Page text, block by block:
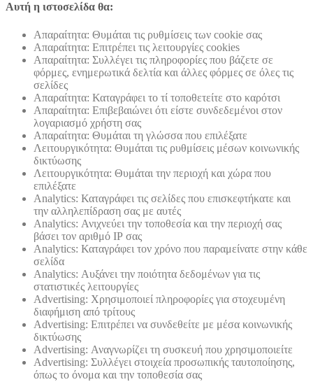
Αυτή η ιστοσελίδα θα:
Απαραίτητα: Θυμάται τις ρυθμίσεις των cookie σας
Απαραίτητα: Επιτρέπει τις λειτουργίες cookies
Απαραίτητα: Συλλέγει τις πληροφορίες που βάζετε σε
φόρμες, ενημερωτικά δελτία και άλλες φόρμες σε όλες τις
σελίδες
Απαραίτητα: Καταγράφει το τί τοποθετείτε στο καρότσι
Απαραίτητα: Επιβεβαιώνει ότι είστε συνδεδεμένοι στον
λογαριασμό χρήστη σας
Απαραίτητα: Θυμάται τη γλώσσα που επιλέξατε
Λειτουργικότητα: Θυμάται τις ρυθμίσεις μέσων κοινωνικής
δικτύωσης
Λειτουργικότητα: Θυμάται την περιοχή και χώρα που
επιλέξατε
Analytics: Καταγράφει τις σελίδες που επισκεφτήκατε και
την αλληλεπίδραση σας με αυτές
Analytics: Ανιχνεύει την τοποθεσία και την περιοχή σας
βάσει τον αριθμό ΙΡ σας
Analytics: Καταγράφει τον χρόνο που παραμείνατε στην κάθε
σελίδα
Analytics: Αυξάνει την ποιότητα δεδομένων για τις
στατιστικές λειτουργίες
Advertising: Χρησιμοποιεί πληροφορίες για στοχευμένη
διαφήμιση από τρίτους
Advertising: Επιτρέπει να συνδεθείτε με μέσα κοινωνικής
δικτύωσης
Advertising: Αναγνωρίζει τη συσκευή που χρησιμοποιείτε
Advertising: Συλλέγει στοιχεία προσωπικής ταυτοποίησης,
όπως το όνομα και την τοποθεσία σας